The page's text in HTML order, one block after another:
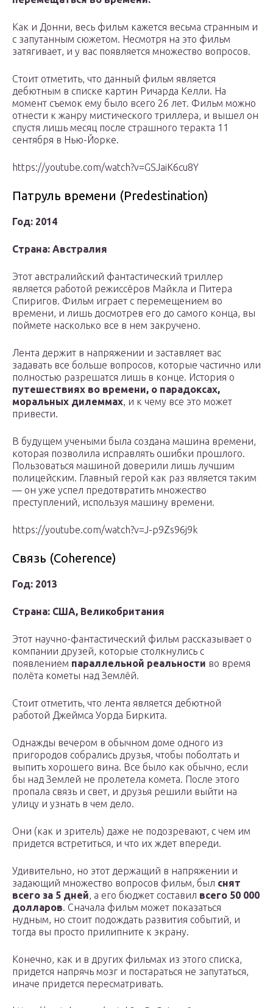
Как и Донни, весь фильм кажется весьма странным и
с запутанным сюжетом. Несмотря на это фильм
затягивает, и у вас появляется множество вопросов.
Стоит отметить, что данный фильм является
дебютным в списке картин Ричарда Келли. На
момент съемок ему было всего 26 лет. Фильм можно
отнести к жанру мистического триллера, и вышел он
спустя лишь месяц после страшного теракта 11
сентября в Нью-Йорке.
https://youtube.com/watch?v=GSJaiK6cu8Y
Патруль времени (Predestination)
Год: 2014
Страна: Австралия
Этот австралийский фантастический триллер
является работой режиссёров Майкла и Питера
Спиригов. Фильм играет с перемещением во
времени, и лишь досмотрев его до самого конца, вы
поймете насколько все в нем закручено.
Лента держит в напряжении и заставляет вас
задавать все больше вопросов, которые частично или
полностью разрешатся лишь в конце. История о
путешествиях во времени, о парадоксах,
моральных дилеммах, и к чему все это может
привести.
В будущем учеными была создана машина времени,
которая позволила исправлять ошибки прошлого.
Пользоваться машиной доверили лишь лучшим
полицейским. Главный герой как раз является таким
— он уже успел предотвратить множество
преступлений, используя машину времени.
https://youtube.com/watch?v=J-p9Zs96j9k
Связь (Coherence)
Год: 2013
Страна: США, Великобритания
Этот научно-фантастический фильм рассказывает о
компании друзей, которые столкнулись с
появлением параллельной реальности во время
полёта кометы над Землёй.
Стоит отметить, что лента является дебютной
работой Джеймса Уорда Биркита.
Однажды вечером в обычном доме одного из
пригородов собрались друзья, чтобы поболтать и
выпить хорошего вина. Все было как обычно, если
бы над Землей не пролетела комета. После этого
пропала связь и свет, и друзья решили выйти на
улицу и узнать в чем дело.
Они (как и зритель) даже не подозревают, с чем им
придется встретиться, и что их ждет впереди.
Удивительно, но этот держащий в напряжении и
задающий множество вопросов фильм, был снят
всего за 5 дней, а его бюджет составил всего 50 000
долларов. Сначала фильм может показаться
нудным, но стоит подождать развития событий, и
тогда вы просто прилипните к экрану.
Конечно, как и в других фильмах из этого списка,
придется напрячь мозг и постараться не запутаться,
иначе придется пересматривать.